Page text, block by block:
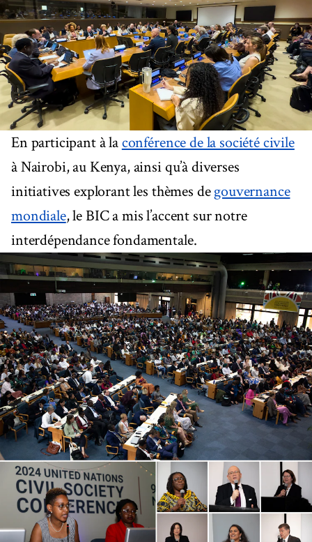
En participant à laconférence de la société civile
à Nairobi, au Kenya, ainsi qu’à diverses
initiatives explorant les thèmes degouvernance
mondiale, le BIC a mis l’accent sur notre
interdépendance fondamentale.